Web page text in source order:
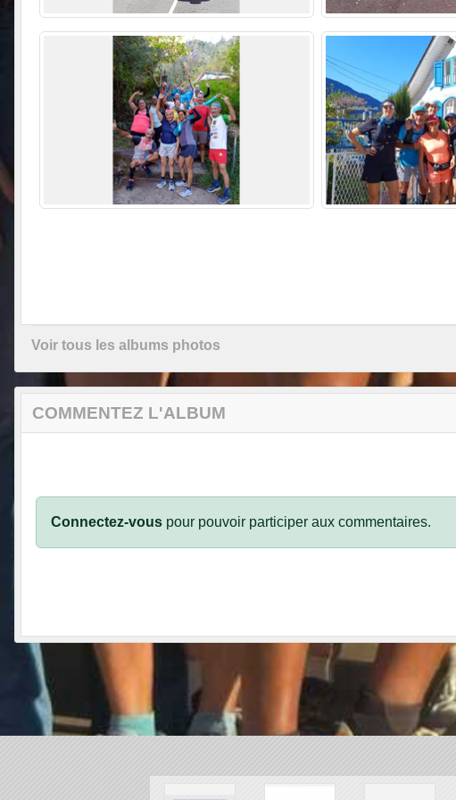
Voir tous les albums photos
COMMENTEZ L'ALBUM
Connectez-vous pour pouvoir participer aux commentaires.